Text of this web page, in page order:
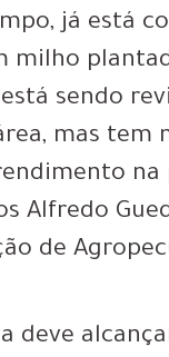
já está
milho
sendo
mas tem
na
Alfredo
de
deve